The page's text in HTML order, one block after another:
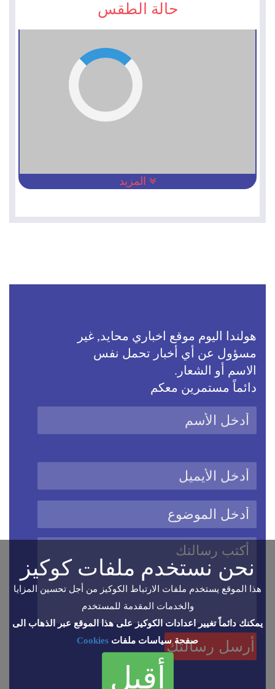
حالة الطقس
المزيد
هولندا اليوم موقع اخباري محايد, غير
مسؤول عن أي أخبار تحمل نفس
الاسم أو الشعار.
دائماً مستمرين معكم
نحن نستخدم ملفات كوكيز
هذا الموقع يستخدم ملفات الارتباط الكوكيز من أجل تحسين المزايا
والخدمات المقدمة للمستخدم
يمكنك دائماً تغيير اعدادات الكوكيز على هذا الموقع عبر الذهاب الى
صفحة سياسات ملفات Cookies
أقبل